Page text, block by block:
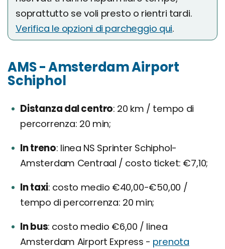
soprattutto se voli presto o rientri tardi.
Verifica le opzioni di parcheggio qui.
AMS - Amsterdam Airport
Schiphol
Distanza dal centro 20 km / tempo di
percorrenza: 20 min;
In treno linea NS Sprinter Schiphol-
Amsterdam Centraal / costo ticket: €7,10;
In taxi costo medio €40,00-€50,00 /
tempo di percorrenza: 20 min;
In bus costo medio €6,00 / linea
Amsterdam Airport Express - prenota